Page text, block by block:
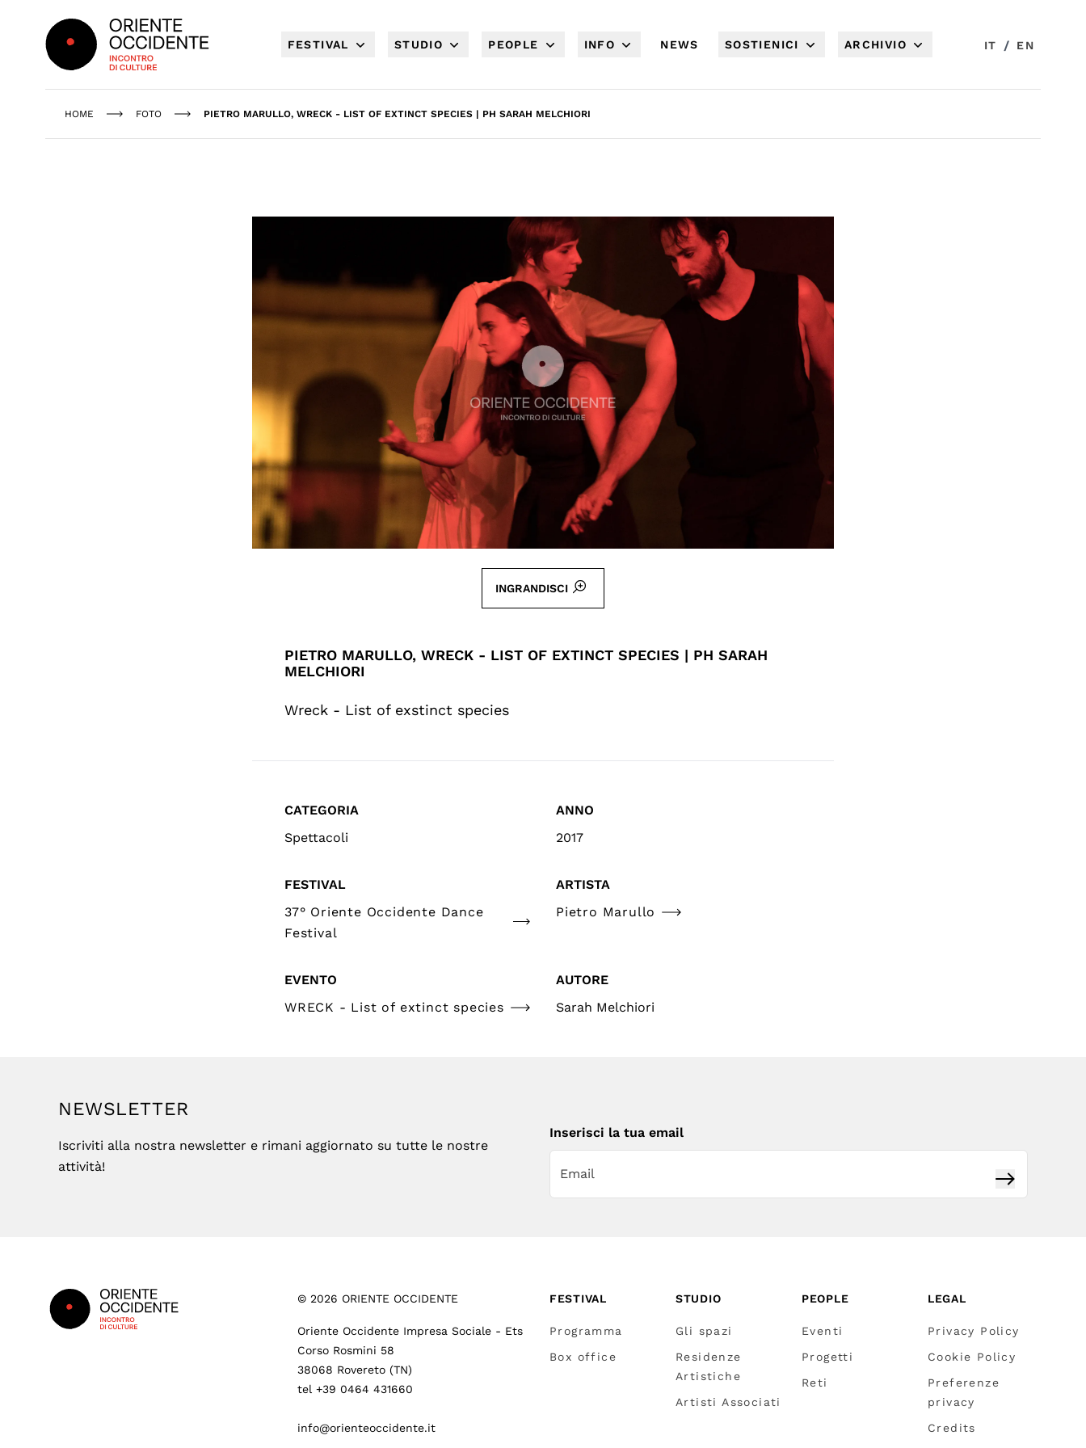
Oriente Occidente
FESTIVAL STUDIO PEOPLE INFO NEWS SOSTIENICI ARCHIVIO IT / EN
HOME FOTO PIETRO MARULLO, WRECK - LIST OF EXTINCT SPECIES | PH SARAH MELCHIORI
INGRANDISCI
PIETRO MARULLO, WRECK - LIST OF EXTINCT SPECIES | PH SARAH
MELCHIORI
Wreck - List of exstinct species
CATEGORIA
Spettacoli
ANNO
2017
FESTIVAL
37° Oriente Occidente Dance
Festival
ARTISTA
Pietro Marullo
EVENTO
WRECK - List of extinct species
AUTORE
Sarah Melchiori
NEWSLETTER
Iscriviti alla nostra newsletter e rimani aggiornato su tutte le nostre
attività!
Inserisci la tua email
Iscriviti
© 2026 ORIENTE OCCIDENTE
Oriente Occidente Impresa Sociale - Ets
Corso Rosmini 58
38068 Rovereto (TN)
tel +39 0464 431660
info@orienteoccidente.it
FESTIVAL
Programma
Box office
STUDIO
Gli spazi
Residenze
Artistiche
Artisti Associati
PEOPLE
Eventi
Progetti
Reti
LEGAL
Privacy Policy
Cookie Policy
Preferenze
privacy
Credits